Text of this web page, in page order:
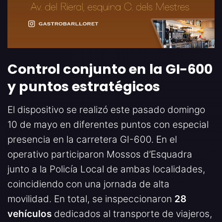
Control conjunto en la GI-600
y puntos estratégicos
El dispositivo se realizó este pasado domingo
10 de mayo en diferentes puntos con especial
presencia en la carretera GI-600. En el
operativo participaron Mossos d’Esquadra
junto a la Policía Local de ambas localidades,
coincidiendo con una jornada de alta
movilidad. En total, se inspeccionaron 28
vehículos dedicados al transporte de viajeros,